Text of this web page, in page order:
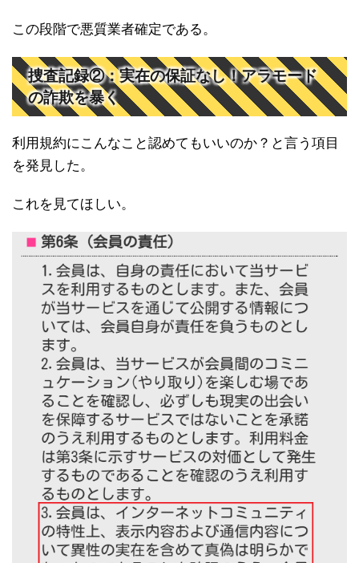
この段階で悪質業者確定である。
捜査記録②：実在の保証なし！アラモード
の詐欺を暴く
利用規約にこんなこと認めてもいいのか？と言う項目
を発見した。
これを見てほしい。